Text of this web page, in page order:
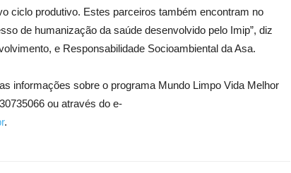
ciclo produtivo. Estes parceiros também encontram no
de humanização da saúde desenvolvido pelo Imip”, diz
e Responsabilidade Socioambiental da Asa.
informações sobre o programa Mundo Limpo Vida Melhor
ou através do e-
.